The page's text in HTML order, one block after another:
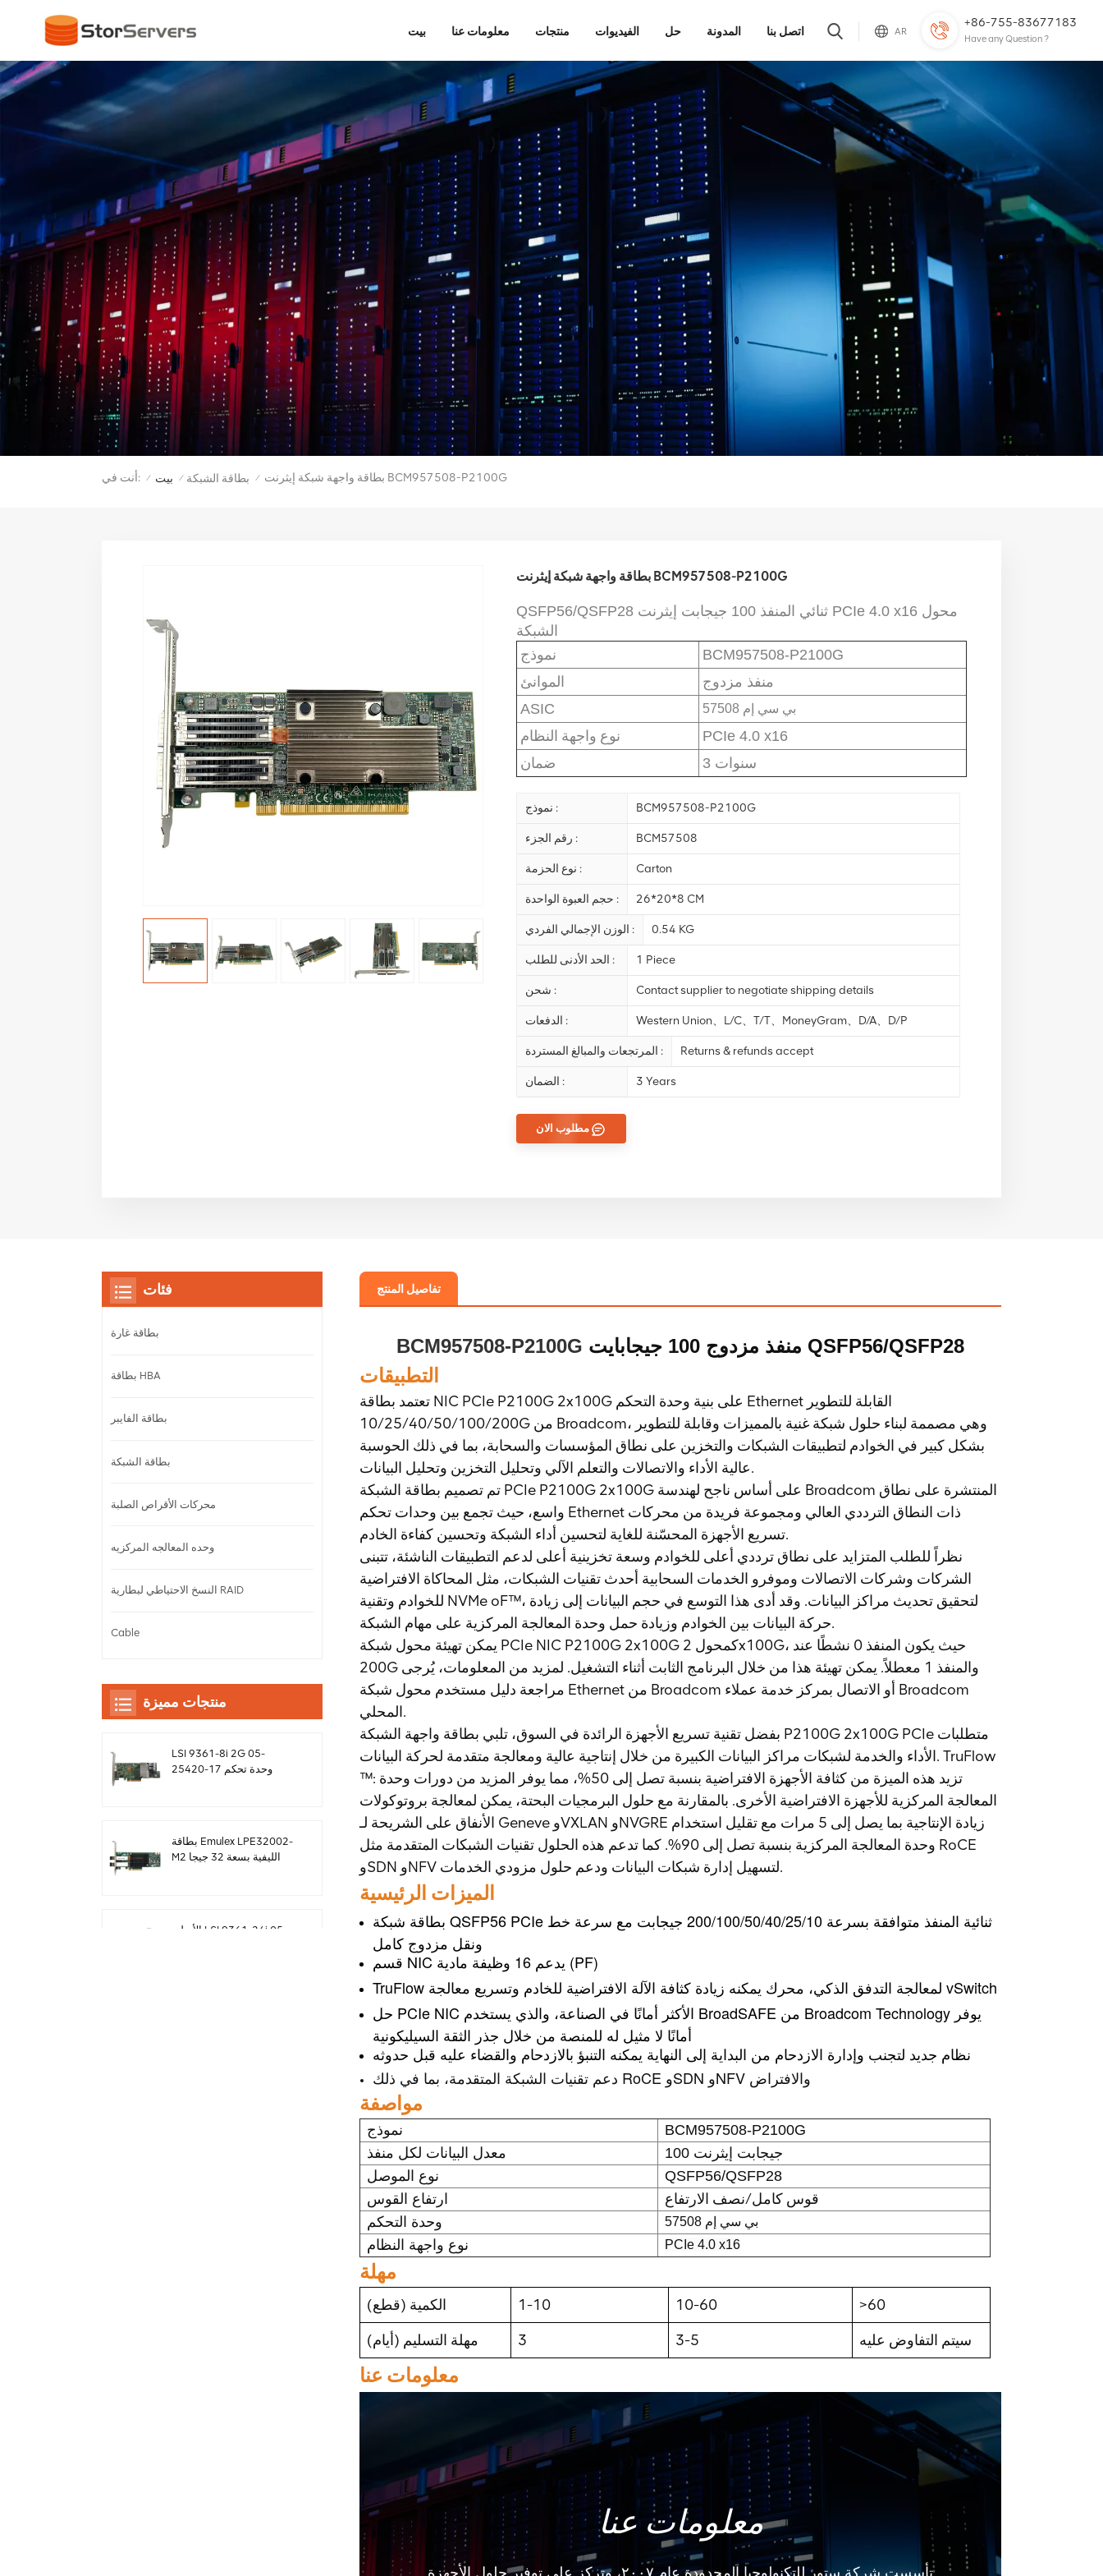
+86-755-83677183
Have any Question ?
AR بيت معلومات عنا منتجات الفيديوات حل المدونة اتصل بنا
أنت في: / بيت / بطاقة الشبكة / بطاقة واجهة شبكة إيثرنت BCM957508-P2100G
بطاقة واجهة شبكة إيثرنت BCM957508-P2100G
QSFP56/QSFP28 ثنائي المنفذ 100 جيجابت PCIe 4.0 x16
الشبكة
نموذج
BCM957508-P2100G
الموانئ
منفذ مزدوج
ASIC
بي سي إم 57508
نوع واجهة النظام
PCIe 4.0 x16
ضمان
3 سنوات
نموذج : BCM957508-P2100G
رقم الجزء : BCM57508
نوع الحزمة : Carton
حجم العبوة الواحدة : 26*20*8 CM
الوزن الإجمالي الفردي : 0.54 KG
الحد الأدنى للطلب : 1 Piece
شحن : Contact supplier to negotiate shipping details
الدفعات : Western Union、L/C、T/T、MoneyGram、D/A、D/P
المرتجعات والمبالغ المستردة : Returns & refunds accept
الضمان : 3 Years
مطلوب الان
تفاصيل المنتج
BCM957508-P2100G منفذ مزدوج 100 جيجابايت QSFP56/QSFP28
التطبيقات
تعتمد بطاقة NIC PCIe P2100G 2x100G على بنية وحدة التحكم Ethernet القابلة للتطوير
10/25/40/50/100/200G من Broadcom، وهي مصممة لبناء حلول شبكة غنية بالمميزات وقابلة للتطوير
بشكل كبير في الخوادم لتطبيقات الشبكات والتخزين على نطاق المؤسسات والسحابة، بما في ذلك الحوسبة
عالية الأداء والاتصالات والتعلم الآلي وتحليل التخزين وتحليل البيانات.
تم تصميم بطاقة الشبكة PCIe P2100G 2x100G على أساس ناجح لهندسة Broadcom المنتشرة على نطاق
واسع، حيث تجمع بين وحدات تحكم Ethernet ذات النطاق الترددي العالي ومجموعة فريدة من محركات
تسريع الأجهزة المحسّنة للغاية لتحسين أداء الشبكة وتحسين كفاءة الخادم.
نظراً للطلب المتزايد على نطاق ترددي أعلى للخوادم وسعة تخزينية أعلى لدعم التطبيقات الناشئة، تتبنى
الشركات وشركات الاتصالات وموفرو الخدمات السحابية أحدث تقنيات الشبكات، مثل المحاكاة الافتراضية
للخوادم وتقنية NVMe oF™، لتحقيق تحديث مراكز البيانات. وقد أدى هذا التوسع في حجم البيانات إلى زيادة
حركة البيانات بين الخوادم وزيادة حمل وحدة المعالجة المركزية على مهام الشبكة.
يمكن تهيئة محول شبكة PCIe NIC P2100G 2x100G كمحول 2x100G، حيث يكون المنفذ 0 نشطًا عند
200G والمنفذ 1 معطلاً. يمكن تهيئة هذا من خلال البرنامج الثابت أثناء التشغيل. لمزيد من المعلومات، يُرجى
مراجعة دليل مستخدم محول شبكة Ethernet من Broadcom أو الاتصال بمركز خدمة عملاء Broadcom
المحلي.
بفضل تقنية تسريع الأجهزة الرائدة في السوق، تلبي بطاقة واجهة الشبكة P2100G 2x100G PCIe متطلبات
الأداء والخدمة لشبكات مراكز البيانات الكبيرة من خلال إنتاجية عالية ومعالجة متقدمة لحركة البيانات. TruFlow
™: تزيد هذه الميزة من كثافة الأجهزة الافتراضية بنسبة تصل إلى 50%، مما يوفر المزيد من دورات وحدة
المعالجة المركزية للأجهزة الافتراضية الأخرى. بالمقارنة مع حلول البرمجيات البحتة، يمكن لمعالجة بروتوكولات
الأنفاق على الشريحة لـ Geneve وVXLAN وNVGRE زيادة الإنتاجية بما يصل إلى 5 مرات مع تقليل استخدام
وحدة المعالجة المركزية بنسبة تصل إلى 90%. كما تدعم هذه الحلول تقنيات الشبكات المتقدمة مثل RoCE
وSDN وNFV لتسهيل إدارة شبكات البيانات ودعم حلول مزودي الخدمات.
الميزات الرئيسية
بطاقة شبكة QSFP56 PCIe ثنائية المنفذ متوافقة بسرعة 200/100/50/40/25/10 جيجابت مع سرعة خط
ونقل مزدوج كامل
قسم NIC يدعم 16 وظيفة مادية (PF)
TruFlow لمعالجة التدفق الذكي، محرك يمكنه زيادة كثافة الآلة الافتراضية للخادم وتسريع معالجة vSwitch
حل PCIe NIC الأكثر أمانًا في الصناعة، والذي يستخدم BroadSAFE من Broadcom Technology يوفر
أمانًا لا مثيل له للمنصة من خلال جذر الثقة السيليكونية
نظام جديد لتجنب وإدارة الازدحام من البداية إلى النهاية يمكنه التنبؤ بالازدحام والقضاء عليه قبل حدوثه
دعم تقنيات الشبكة المتقدمة، بما في ذلك RoCE وSDN وNFV والافتراض
مواصفة
نموذج
BCM957508-P2100G
معدل البيانات لكل منفذ
100 جيجابت إيثرنت
نوع الموصل
QSFP56/QSFP28
ارتفاع القوس
قوس كامل/نصف الارتفاع
وحدة التحكم بي سي إم 57508
نوع واجهة النظام PCIe 4.0 x16
مهلة
الكمية (قطع) 1-10 10-60
>60
مهلة التسليم (أيام)
3 3-5 سيتم التفاوض عليه
معلومات عنا
معلومات عنا
تأسست شركة ستور للتكنولوجيا المحدودة عام ٢٠٠٧، وتركز على توفير حلول الأجهزة
فئات
بطاقة غارة
بطاقة HBA
بطاقة الفايبر
بطاقة الشبكة
محركات الأقراص الصلبة
وحده المعالجه المركزيه
النسخ الاحتياطي لبطارية RAID
Cable
منتجات مميزة
LSI 9361-8i 2G 05-
25420-17 وحدة تحكم
بطاقة Emulex LPE32002-
M2 الليفية بسعة 32 جيجا
الأصلي LSI 9361-24i 05-